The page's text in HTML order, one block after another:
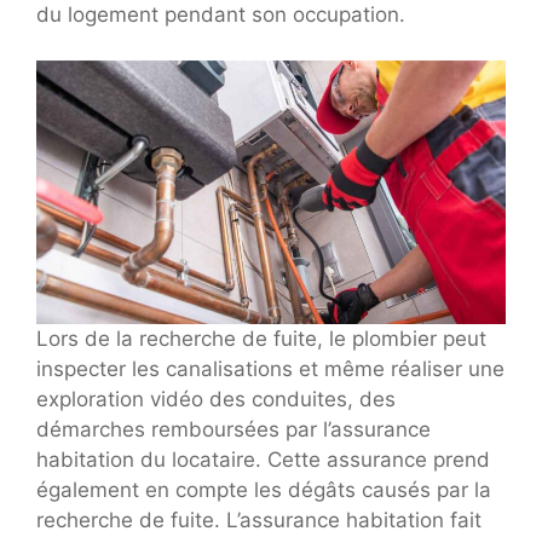
du logement pendant son occupation.
Lors de la recherche de fuite, le plombier peut
inspecter les canalisations et même réaliser une
exploration vidéo des conduites, des
démarches remboursées par l’assurance
habitation du locataire. Cette assurance prend
également en compte les dégâts causés par la
recherche de fuite. L’assurance habitation fait